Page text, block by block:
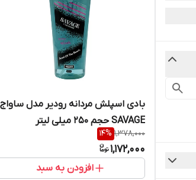
بادی اسپلش مردانه رودیر مدل ساواج
SAVAGE حجم 250 میلی لیتر
1,378,000
14%
1,172,000
افزودن به سبد